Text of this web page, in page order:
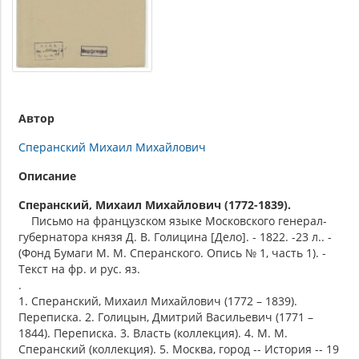
Автор
Сперанский Михаил Михайлович
Описание
Сперанский, Михаил Михайлович (1772-1839).
Письмо на французском языке Московского генерал-
губернатора князя Д. В. Голицина [Дело]. - 1822. -23 л.. -
(Фонд Бумаги М. М. Сперанского. Опись № 1, часть 1). -
Текст на фр. и рус. яз.
.
1. Сперанский, Михаил Михайлович (1772 – 1839).
Переписка. 2. Голицын, Дмитрий Васильевич (1771 –
1844). Переписка. 3. Власть (коллекция). 4. М. М.
Сперанский (коллекция). 5. Москва, город -- История -- 19